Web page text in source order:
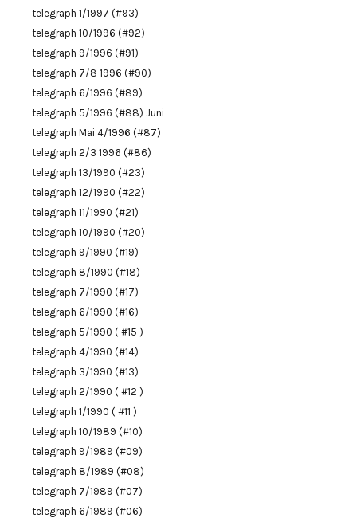
telegraph 1/1997 (#93)
telegraph 10/1996 (#92)
telegraph 9/1996 (#91)
telegraph 7/8 1996 (#90)
telegraph 6/1996 (#89)
telegraph 5/1996 (#88) Juni
telegraph Mai 4/1996 (#87)
telegraph 2/3 1996 (#86)
telegraph 13/1990 (#23)
telegraph 12/1990 (#22)
telegraph 11/1990 (#21)
telegraph 10/1990 (#20)
telegraph 9/1990 (#19)
telegraph 8/1990 (#18)
telegraph 7/1990 (#17)
telegraph 6/1990 (#16)
telegraph 5/1990 ( #15 )
telegraph 4/1990 (#14)
telegraph 3/1990 (#13)
telegraph 2/1990 ( #12 )
telegraph 1/1990 ( #11 )
telegraph 10/1989 (#10)
telegraph 9/1989 (#09)
telegraph 8/1989 (#08)
telegraph 7/1989 (#07)
telegraph 6/1989 (#06)